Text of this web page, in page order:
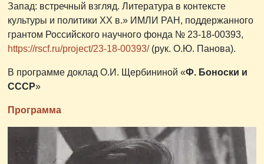
Запад: встречный взгляд. Литература в контексте
культуры и политики ХХ в.» ИМЛИ РАН, поддержанного
грантом Российского научного фонда № 23-18-00393,
https://rscf.ru/project/23-18-00393/(рук. О.Ю. Панова).
В программе доклад О.И. Щербининой «Ф. Боноски и
СССР»
Программа